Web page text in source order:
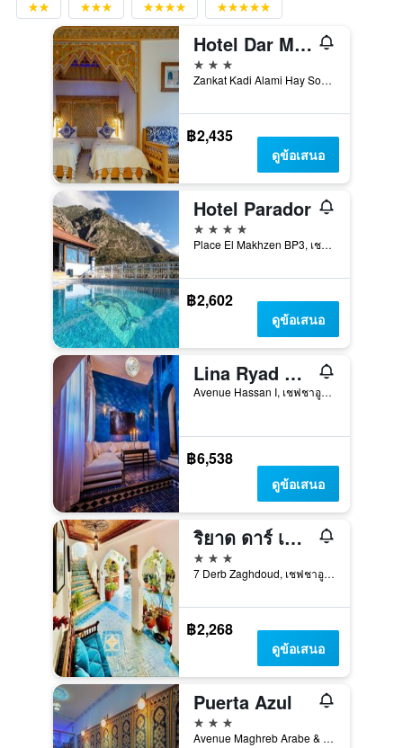
Hotel Dar Mounir
3 ดาว
Zankat Kadi Alami Hay Souika, เชฟชาอูน, โมร็อกโก
฿2,435
ดูข้อเสนอ
Hotel Parador
4 ดาว
Place El Makhzen BP3, เชฟชาอูน, โมร็อกโก
฿2,602
ดูข้อเสนอ
Lina Ryad & Spa
Avenue Hassan I, เชฟชาอูน, โมร็อกโก
฿6,538
ดูข้อเสนอ
ริยาด ดาร์ เมเซียนา
3 ดาว
7 Derb Zaghdoud, เชฟชาอูน, โมร็อกโก
฿2,268
ดูข้อเสนอ
Puerta Azul
3 ดาว
Avenue Maghreb Arabe & Rue Benlwidan, เชฟชาอูน, โมร็อกโก